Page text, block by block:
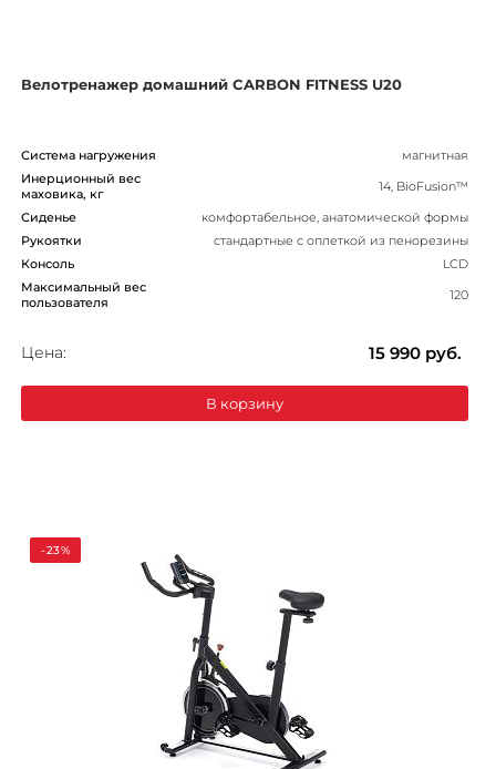
Велотренажер домашний CARBON FITNESS U20
Система нагружения
магнитная
Инерционный вес
маховика, кг
14, BioFusion™
Сиденье
комфортабельное, анатомической формы
Рукоятки
стандартные с оплеткой из пенорезины
Консоль
LCD
Максимальный вес
пользователя
120
Цена: 15 990 руб.
В корзину
-23%